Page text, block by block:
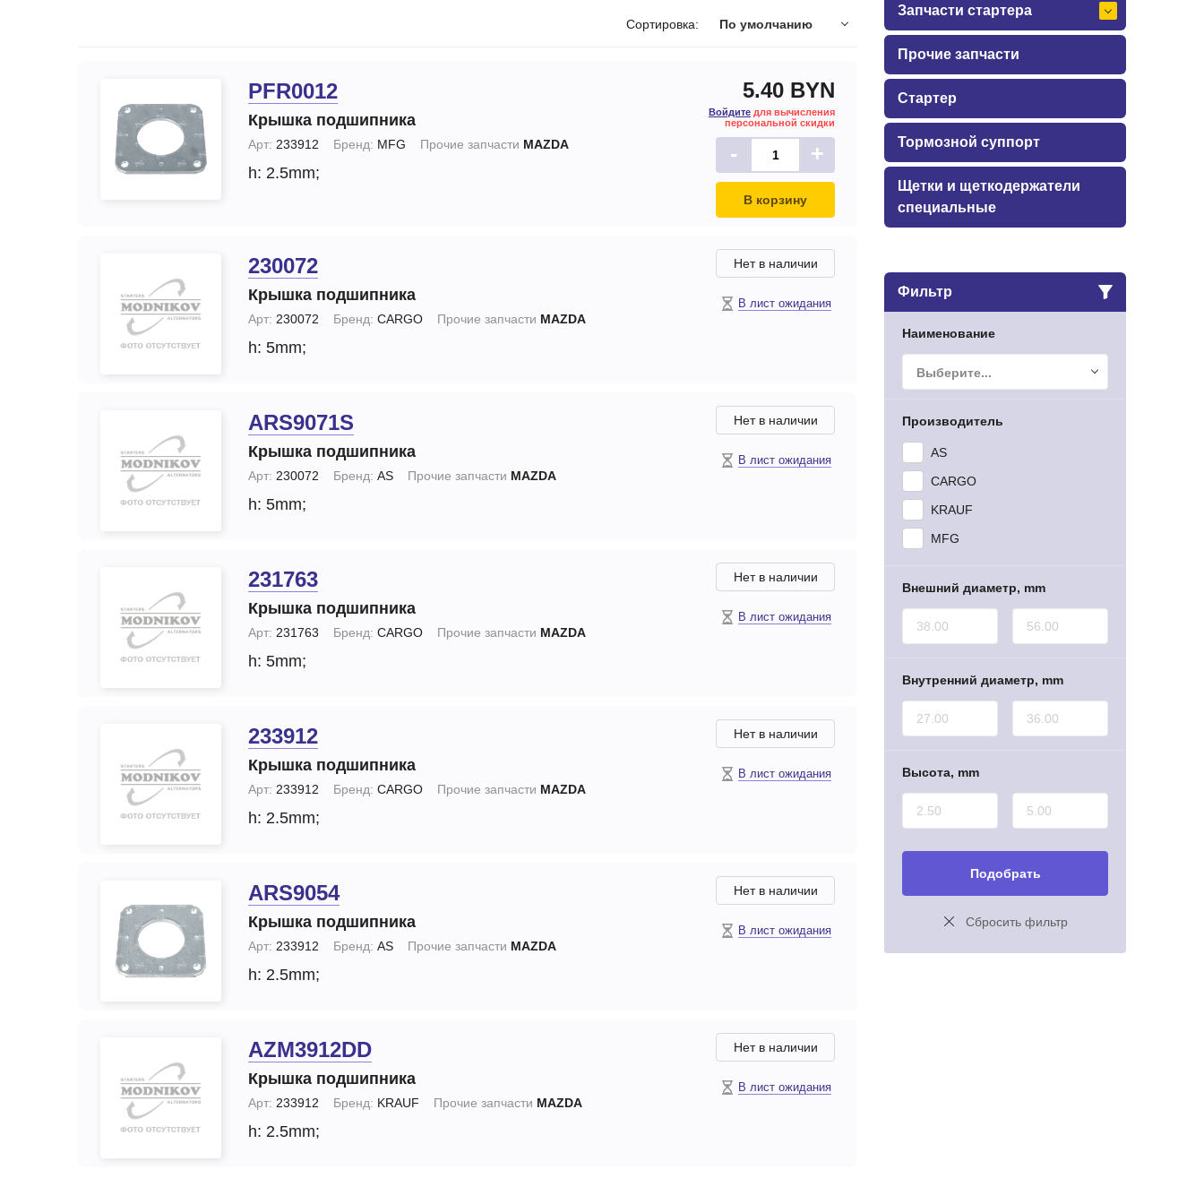
Тормозные суппорты
Щетки и
щеткодержатели
специальные
Замена стартера
Замена генераторов
Сортировка: По умолчанию
PFR0012
Крышка подшипника
Арт: 233912 Бренд: MFG Прочие запчасти MAZDA
h: 2.5mm;
5.40 BYN
Войдите для вычисления
персональной скидки
- +
В корзину
230072
Крышка подшипника
Арт: 230072 Бренд: CARGO Прочие запчасти MAZDA
h: 5mm;
Нет в наличии
В лист ожидания
ARS9071S
Крышка подшипника
Арт: 230072 Бренд: AS Прочие запчасти MAZDA
h: 5mm;
Нет в наличии
В лист ожидания
231763
Крышка подшипника
Арт: 231763 Бренд: CARGO Прочие запчасти MAZDA
h: 5mm;
Нет в наличии
В лист ожидания
233912
Крышка подшипника
Арт: 233912 Бренд: CARGO Прочие запчасти MAZDA
h: 2.5mm;
Нет в наличии
В лист ожидания
ARS9054
Крышка подшипника
Арт: 233912 Бренд: AS Прочие запчасти MAZDA
h: 2.5mm;
Нет в наличии
В лист ожидания
AZM3912DD
Крышка подшипника
Арт: 233912 Бренд: KRAUF Прочие запчасти MAZDA
h: 2.5mm;
Нет в наличии
В лист ожидания
Запчасти стартера
Прочие запчасти
Стартер
Тормозной суппорт
Щетки и щеткодержатели
специальные
Фильтр
Наименование
Выберите...
Производитель
AS
CARGO
KRAUF
MFG
Внешний диаметр, mm
Внутренний диаметр, mm
Высота, mm
Подобрать
Сбросить фильтр